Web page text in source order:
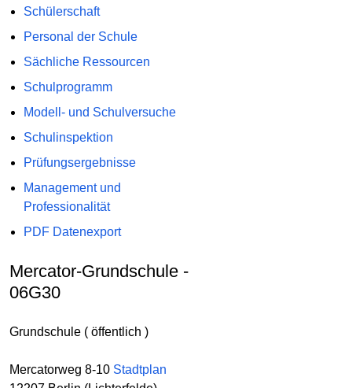
Schülerschaft
Personal der Schule
Sächliche Ressourcen
Schulprogramm
Modell- und Schulversuche
Schulinspektion
Prüfungsergebnisse
Management und
Professionalität
PDF Datenexport
Mercator-Grundschule -
06G30
Grundschule ( öffentlich )
Mercatorweg 8-10 Stadtplan